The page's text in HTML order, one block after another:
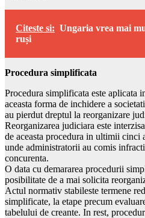
Citeste si: Ungaria vrea mai
ruși
Procedura simplificata
Procedura simplificata este aplicata
aceasta forma de inchidere a
au pierdut dreptul la reorganizare
Reorganizarea judiciara este
de aceasta procedura in ultimii cinci
unde administratorii au comis
concurenta.
O data cu demararea procedurii
posibilitate de a mai solicita
Actul normativ stabileste termene
simplificate, la etape precum
tabelului de creante. In rest,